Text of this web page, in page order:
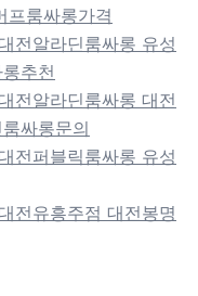
프룸싸롱가격
전알라딘룸싸롱 유성
추천
전알라딘룸싸롱 대전
싸롱문의
전퍼블릭룸싸롱 유성
전유흥주점 대전봉명